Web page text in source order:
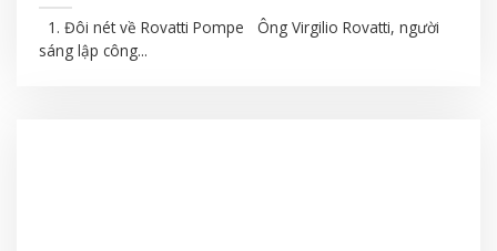
1. Đôi nét về Rovatti Pompe Ông Virgilio Rovatti, người
sáng lập công...